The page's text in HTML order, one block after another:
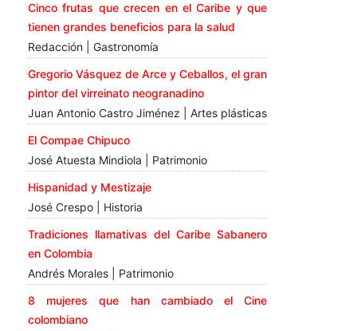
Cinco frutas que crecen en el Caribe y que
tienen grandes beneficios para la salud
Redacción | Gastronomía
Gregorio Vásquez de Arce y Ceballos, el gran
pintor del virreinato neogranadino
Juan Antonio Castro Jiménez | Artes plásticas
El Compae Chipuco
José Atuesta Mindiola | Patrimonio
Hispanidad y Mestizaje
José Crespo | Historia
Tradiciones llamativas del Caribe Sabanero
en Colombia
Andrés Morales | Patrimonio
8 mujeres que han cambiado el Cine
colombiano